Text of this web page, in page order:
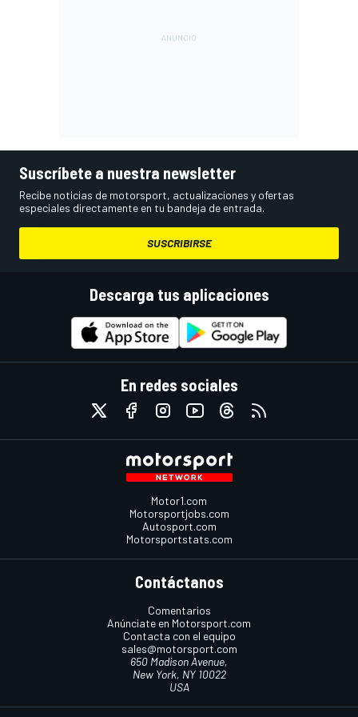
Suscríbete a nuestra newsletter
Recibe noticias de motorsport, actualizaciones y ofertas
especiales directamente en tu bandeja de entrada.
SUSCRIBIRSE
Descarga tus aplicaciones
En redes sociales
Motor1.com
Motorsportjobs.com
Autosport.com
Motorsportstats.com
Contáctanos
Comentarios
Anúnciate en Motorsport.com
Contacta con el equipo
sales@motorsport.com
650 Madison Avenue,
New York, NY 10022
USA